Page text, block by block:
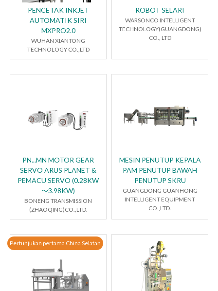
PENCETAK INKJET
AUTOMATIK SIRI
MXPRO2.0
WUHAN XIANTONG
TECHNOLOGY CO.,LTD
ROBOT SELARI
WARSONCO INTELLIGENT
TECHNOLOGY(GUANGDONG)
CO., LTD
PN...MN MOTOR GEAR
SERVO ARUS PLANET &
PEMACU SERVO (0.28KW
～3.98KW)
BONENG TRANSMISSION
(ZHAOQING)CO.,LTD.
MESIN PENUTUP KEPALA
PAM PENUTUP BAWAH
PENUTUP SKRU
GUANGDONG GUANHONG
INTELLIGENT EQUIPMENT
CO.,LTD.
Pertunjukan pertama China Selatan